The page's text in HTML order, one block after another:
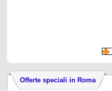
Offerte speciali in Roma